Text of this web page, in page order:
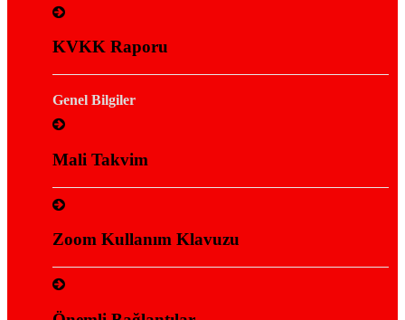
KVKK Raporu
Genel Bilgiler
Mali Takvim
Zoom Kullanım Klavuzu